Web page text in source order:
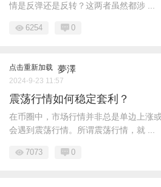
情是反弹还是反转？这两者虽然都涉 ...
6254 0
点击重新加载 夢澤
2024-9-23 11:57
震荡行情如何稳定套利？
在币圈中，市场行情并非总是单边上涨
会遇到震荡行情。所谓震荡行情，就 ...
7073 0